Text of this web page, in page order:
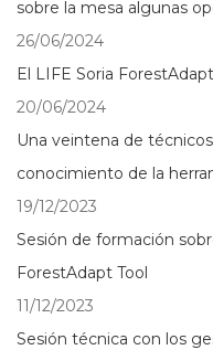
sobre la mesa algunas
26/06/2024
El LIFE Soria
20/06/2024
Una veintena de
conocimiento de la
19/12/2023
Sesión de formación
ForestAdapt Tool
11/12/2023
Sesión técnica con los